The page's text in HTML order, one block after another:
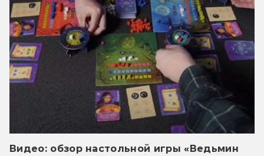
Видео: обзор настольной игры «Ведьмин